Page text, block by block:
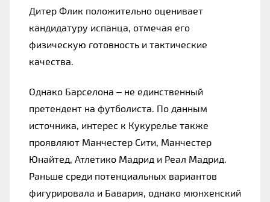
Дитер Флик положительно оценивает
кандидатуру испанца, отмечая его
физическую готовность и тактические
качества.
Однако Барселона – не единственный
претендент на футболиста. По данным
источника, интерес к Кукурелье также
проявляют Манчестер Сити, Манчестер
Юнайтед, Атлетико Мадрид и Реал Мадрид.
Раньше среди потенциальных вариантов
фигурировала и Бавария, однако мюнхенский